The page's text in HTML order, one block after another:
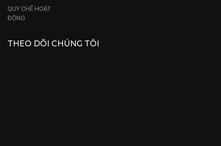
QUY CHẾ HOẠT
ĐỘNG
THEO DÕI CHÚNG TÔI